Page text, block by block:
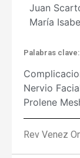
Juan
María
Palabras clave:
Nervio
Prolene
Rev Venez